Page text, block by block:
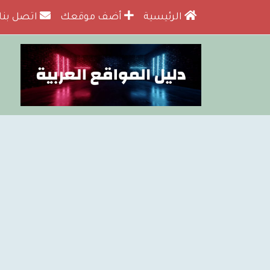
الرئيسية أضف موقعك اتصل بنا